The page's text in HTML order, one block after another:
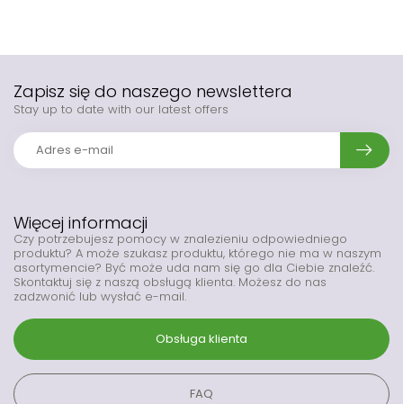
Więcej informacji
Czy potrzebujesz pomocy w znalezieniu odpowiedniego
produktu? A może szukasz produktu, którego nie ma w naszym
asortymencie? Być może uda nam się go dla Ciebie znaleźć.
Skontaktuj się z naszą obsługą klienta. Możesz do nas
zadzwonić lub wysłać e-mail.
Obsługa klienta
FAQ
Zapisz się do naszego newslettera
Stay up to date with our latest offers